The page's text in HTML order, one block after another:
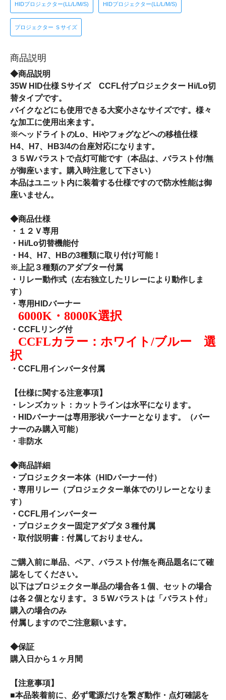
HIDプロジェクター(LL/L/M/S) HIDプロジェクター(LL/L/M/S)
プロジェクター Ｓサイズ
商品説明
◆商品説明
35W HID仕様 Sサイズ CCFL付プロジェクター Hi/Lo切
替タイプです。
バイクなどにも使用できる大変小さなサイズです。様々
な加工に使用出来ます。
※ヘッドライトのLo、Hiやフォグなどへの移植仕様
H4、H7、HB3/4の台座対応になります。
３５Wバラストで点灯可能です（本品は、バラスト付/無
が御座います。購入時注意して下さい）
本品はユニット内に装着する仕様ですので防水性能は御
座いません。
◆商品仕様
・１２Ｖ専用
・Hi/Lo切替機能付
・H4、H7、HBの3種類に取り付け可能！
※上記３種類のアダプター付属
・リレー動作式（左右独立したリレーにより動作しま
す）
・専用HIDバーナー
6000K・8000K選択
・CCFLリング付
CCFLカラー：ホワイト/ブルー 選
択
・CCFL用インバータ付属
【仕様に関する注意事項】
・レンズカット：カットラインは水平になります。
・HIDバーナーは専用形状バーナーとなります。（バー
ナーのみ購入可能）
・非防水
◆商品詳細
・プロジェクター本体（HIDバーナー付）
・専用リレー（プロジェクター単体でのリレーとなりま
す）
・CCFL用インバーター
・プロジェクター固定アダプタ３種付属
・取付説明書：付属しておりません。
ご購入前に単品、ペア、バラスト付/無を商品題名にて確
認をしてください。
以下はプロジェクター単品の場合各１個、セットの場合
は各２個となります。３５Wバラストは「バラスト付」
購入の場合のみ
付属しますのでご注意願います。
◆保証
購入日から１ヶ月間
【注意事項】
■本品装着前に、必ず電源だけを繋ぎ動作・点灯確認を